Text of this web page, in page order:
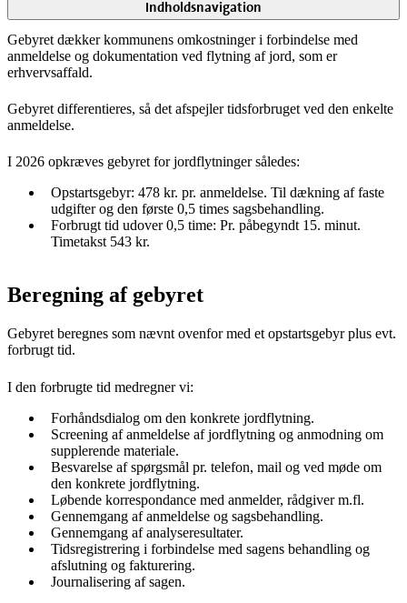
Indholdsnavigation
Gebyret dækker kommunens omkostninger i forbindelse med
anmeldelse og dokumentation ved flytning af jord, som er
erhvervsaffald.
Gebyret differentieres, så det afspejler tidsforbruget ved den enkelte
anmeldelse.
I 2026 opkræves gebyret for jordflytninger således:
Opstartsgebyr: 478 kr. pr. anmeldelse. Til dækning af faste
udgifter og den første 0,5 times sagsbehandling.
Forbrugt tid udover 0,5 time: Pr. påbegyndt 15. minut.
Timetakst 543 kr.
Beregning af gebyret
Gebyret beregnes som nævnt ovenfor med et opstartsgebyr plus evt.
forbrugt tid.
I den forbrugte tid medregner vi:
Forhåndsdialog om den konkrete jordflytning.
Screening af anmeldelse af jordflytning og anmodning om
supplerende materiale.
Besvarelse af spørgsmål pr. telefon, mail og ved møde om
den konkrete jordflytning.
Løbende korrespondance med anmelder, rådgiver m.fl.
Gennemgang af anmeldelse og sagsbehandling.
Gennemgang af analyseresultater.
Tidsregistrering i forbindelse med sagens behandling og
afslutning og fakturering.
Journalisering af sagen.